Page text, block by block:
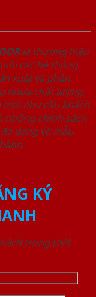
là thương hiệu
các hệ thống
xuất và phân
nhựa chất lượng
nhu cầu khách
những chính sách
dạng về mẫu
KÝ
trong thời